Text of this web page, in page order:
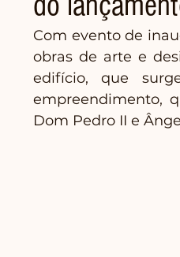
Com evento de
obras de arte e
edifício, que
empreendimento,
Dom Pedro II e